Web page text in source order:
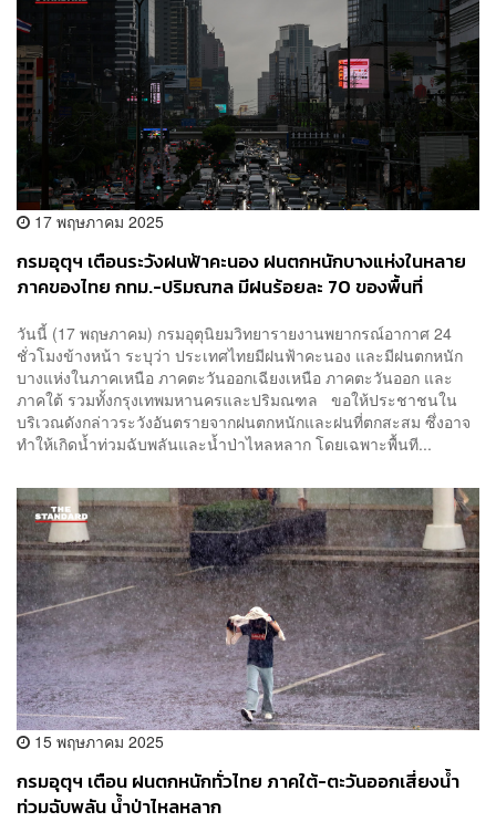
17 พฤษภาคม 2025
กรมอุตุฯ เตือนระวังฝนฟ้าคะนอง ฝนตกหนักบางแห่งในหลาย
ภาคของไทย กทม.-ปริมณฑล มีฝนร้อยละ 70 ของพื้นที่
วันนี้ (17 พฤษภาคม) กรมอุตุนิยมวิทยารายงานพยากรณ์อากาศ 24
ชั่วโมงข้างหน้า ระบุว่า ประเทศไทยมีฝนฟ้าคะนอง และมีฝนตกหนัก
บางแห่งในภาคเหนือ ภาคตะวันออกเฉียงเหนือ ภาคตะวันออก และ
ภาคใต้ รวมทั้งกรุงเทพมหานครและปริมณฑล ขอให้ประชาชนใน
บริเวณดังกล่าวระวังอันตรายจากฝนตกหนักและฝนที่ตกสะสม ซึ่งอาจ
ทำให้เกิดน้ำท่วมฉับพลันและน้ำป่าไหลหลาก โดยเฉพาะพื้นที...
15 พฤษภาคม 2025
กรมอุตุฯ เตือน ฝนตกหนักทั่วไทย ภาคใต้-ตะวันออกเสี่ยงน้ำ
ท่วมฉับพลัน น้ำป่าไหลหลาก